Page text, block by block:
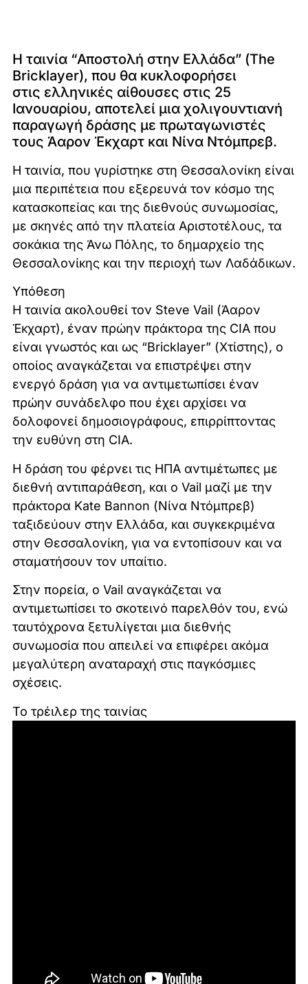
Η ταινία “Αποστολή στην Ελλάδα” (The
Bricklayer), που θα κυκλοφορήσει
στις ελληνικές αίθουσες στις 25
Ιανουαρίου, αποτελεί μια χολιγουντιανή
παραγωγή δράσης με πρωταγωνιστές
τους Άαρον Έκχαρτ και Νίνα Ντόμπρεβ.
Η ταινία, που γυρίστηκε στη Θεσσαλονίκη είναι
μια περιπέτεια που εξερευνά τον κόσμο της
κατασκοπείας και της διεθνούς συνωμοσίας,
με σκηνές από την πλατεία Αριστοτέλους, τα
σοκάκια της Άνω Πόλης, το δημαρχείο της
Θεσσαλονίκης και την περιοχή των Λαδάδικων.
Υπόθεση
Η ταινία ακολουθεί τον Steve Vail (Άαρον
Έκχαρτ), έναν πρώην πράκτορα της CIA που
είναι γνωστός και ως “Bricklayer” (Χτίστης), ο
οποίος αναγκάζεται να επιστρέψει στην
ενεργό δράση για να αντιμετωπίσει έναν
πρώην συνάδελφο που έχει αρχίσει να
δολοφονεί δημοσιογράφους, επιρρίπτοντας
την ευθύνη στη CIA.
Η δράση του φέρνει τις ΗΠΑ αντιμέτωπες με
διεθνή αντιπαράθεση, και ο Vail μαζί με την
πράκτορα Kate Bannon (Νίνα Ντόμπρεβ)
ταξιδεύουν στην Ελλάδα, και συγκεκριμένα
στην Θεσσαλονίκη, για να εντοπίσουν και να
σταματήσουν τον υπαίτιο.
Στην πορεία, ο Vail αναγκάζεται να
αντιμετωπίσει το σκοτεινό παρελθόν του, ενώ
ταυτόχρονα ξετυλίγεται μια διεθνής
συνωμοσία που απειλεί να επιφέρει ακόμα
μεγαλύτερη αναταραχή στις παγκόσμιες
σχέσεις.
To τρέιλερ της ταινίας